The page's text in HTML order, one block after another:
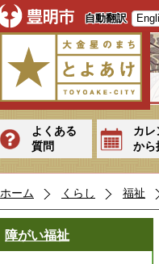
自動翻訳
よくある
質問
カレ
から
ホーム くらし 福祉
障がい福祉